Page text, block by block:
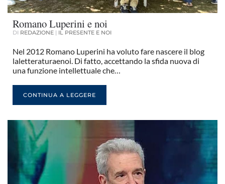
Romano Luperini e noi
DI REDAZIONE | IL PRESENTE E NOI
Nel 2012 Romano Luperini ha voluto fare nascere il blog
laletteraturaenoi. Di fatto, accettando la sfida nuova di
una funzione intellettuale che…
CONTINUA A LEGGERE